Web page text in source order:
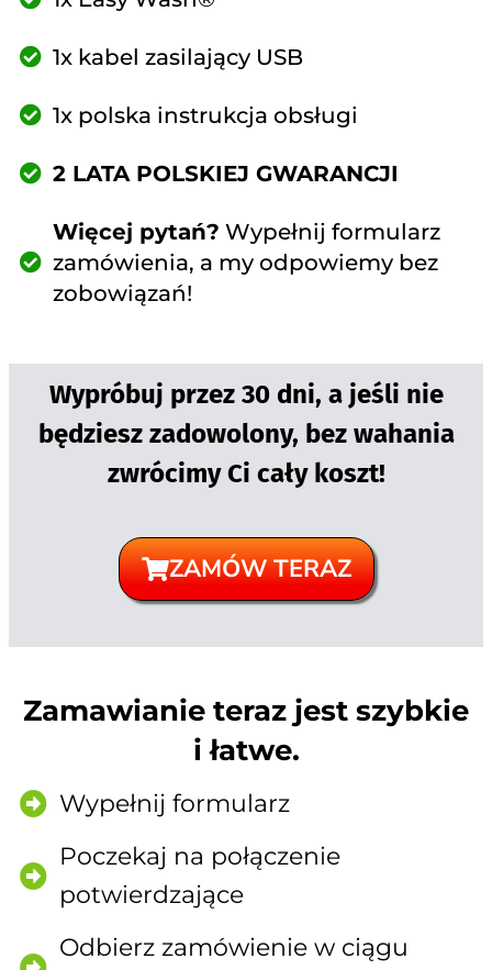
1x kabel zasilający USB
1x polska instrukcja obsługi
2 LATA POLSKIEJ GWARANCJI
Więcej pytań? Wypełnij formularz
zamówienia, a my odpowiemy bez
zobowiązań!
Wypróbuj przez 30 dni, a jeśli nie
będziesz zadowolony, bez wahania
zwrócimy Ci cały koszt!
ZAMÓW TERAZ
Zamawianie teraz jest szybkie
i łatwe.
Wypełnij formularz
Poczekaj na połączenie
potwierdzające
Odbierz zamówienie w ciągu